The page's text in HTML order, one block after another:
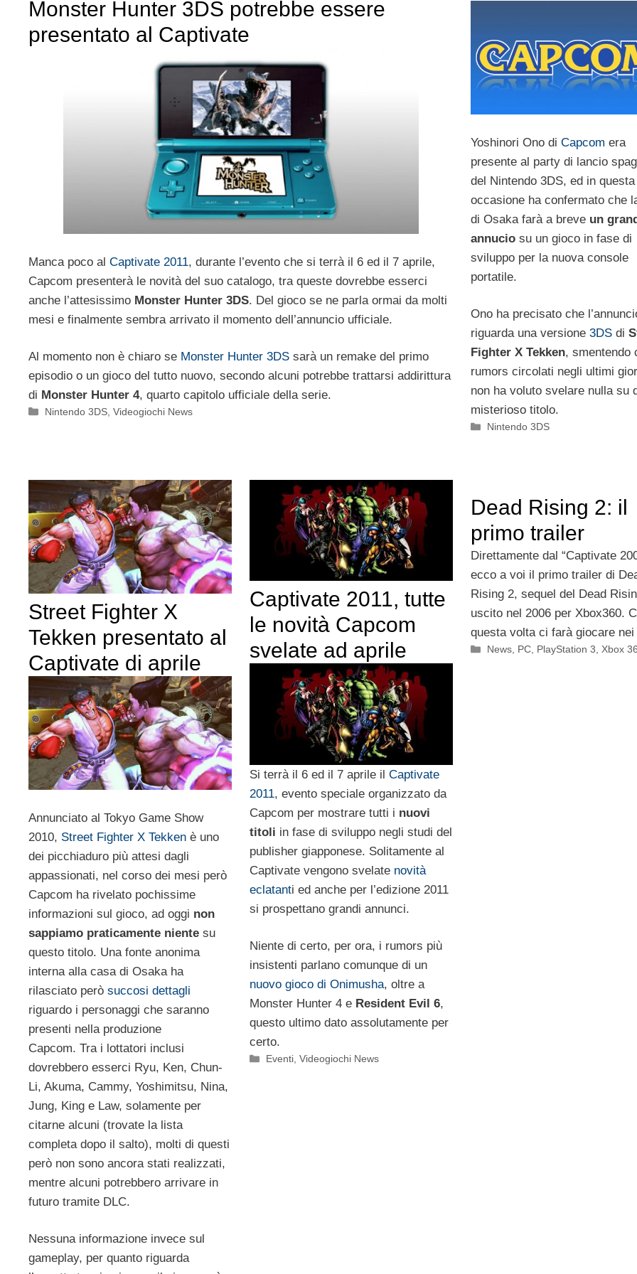
Monster Hunter 3DS potrebbe essere
presentato al Captivate
Manca poco al Captivate 2011, durante l’evento che si terrà il 6 ed il 7 aprile,
Capcom presenterà le novità del suo catalogo, tra queste dovrebbe esserci
anche l’attesissimo Monster Hunter 3DS. Del gioco se ne parla ormai da molti
mesi e finalmente sembra arrivato il momento dell’annuncio ufficiale.
Al momento non è chiaro se Monster Hunter 3DS sarà un remake del primo
episodio o un gioco del tutto nuovo, secondo alcuni potrebbe trattarsi addirittura
di Monster Hunter 4, quarto capitolo ufficiale della serie.
Categorie
Nintendo 3DS ,Videogiochi News
Yoshinori Ono di Capcom era
presente al party di lancio
del Nintendo 3DS, ed in questa
occasione ha confermato che
di Osaka farà a breve un
annuciosu un gioco in fase di
sviluppo per la nuova console
portatile.
Ono ha precisato che
riguarda una versione 3DSdi
Fighter X Tekken, smentendo
rumors circolati negli ultimi
non ha voluto svelare nulla su
misterioso titolo.
Categorie
Nintendo 3DS
Street Fighter X
Tekken presentato al
Captivate di aprile
Annunciato al Tokyo Game Show
2010, Street Fighter X Tekken è uno
dei picchiaduro più attesi dagli
appassionati, nel corso dei mesi però
Capcom ha rivelato pochissime
informazioni sul gioco, ad oggi non
sappiamo praticamente niente su
questo titolo. Una fonte anonima
interna alla casa di Osaka ha
rilasciato però succosi dettagli
riguardo i personaggi che saranno
presenti nella produzione
Capcom. Tra i lottatori inclusi
dovrebbero esserci Ryu, Ken, Chun-
Li, Akuma, Cammy, Yoshimitsu, Nina,
Jung, King e Law, solamente per
citarne alcuni (trovate la lista
completa dopo il salto), molti di questi
però non sono ancora stati realizzati,
mentre alcuni potrebbero arrivare in
futuro tramite DLC.
Nessuna informazione invece sul
gameplay, per quanto riguarda
Captivate 2011, tutte
le novità Capcom
svelate ad aprile
Si terrà il 6 ed il 7 aprile il Captivate
2011, evento speciale organizzato da
Capcom per mostrare tutti i nuovi
titoli in fase di sviluppo negli studi del
publisher giapponese. Solitamente al
Captivate vengono svelate novità
eclatanti ed anche per l’edizione 2011
si prospettano grandi annunci.
Niente di certo, per ora, i rumors più
insistenti parlano comunque di un
nuovo gioco di Onimusha, oltre a
Monster Hunter 4 e Resident Evil 6,
questo ultimo dato assolutamente per
certo.
Categorie
Eventi,Videogiochi News
Dead Rising 2: il
primo trailer
Direttamente dal “Captivate
ecco a voi il primo trailer di
Rising 2, sequel del Dead
uscito nel 2006 per Xbox360.
questa volta ci farà giocare nei
Categorie
News, PC, PlayStation 3,Xbox